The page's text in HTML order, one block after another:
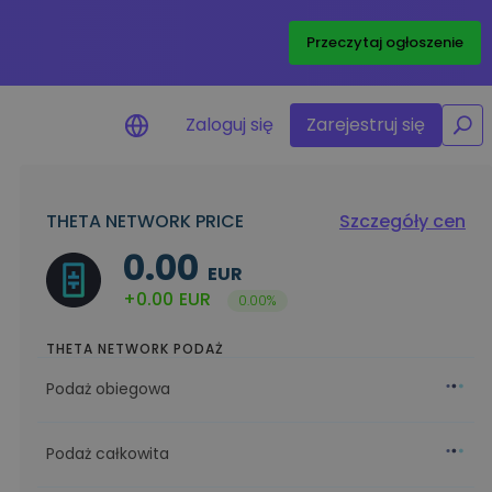
Przeczytaj ogłoszenie
cen ulubionych
w czasie rzeczywistym
obserwacja
Zaloguj się Zarejestruj się
/
THETA NETWORK PRICE Szczegóły cen
0.00 EUR
+0.00 EUR 0.00%
THETA NETWORK PODAŻ
Podaż obiegowa
Podaż całkowita